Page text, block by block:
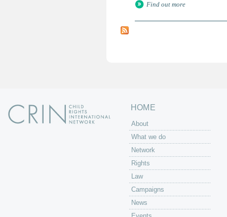
Find out more
HOME
About
What we do
Network
Rights
Law
Campaigns
News